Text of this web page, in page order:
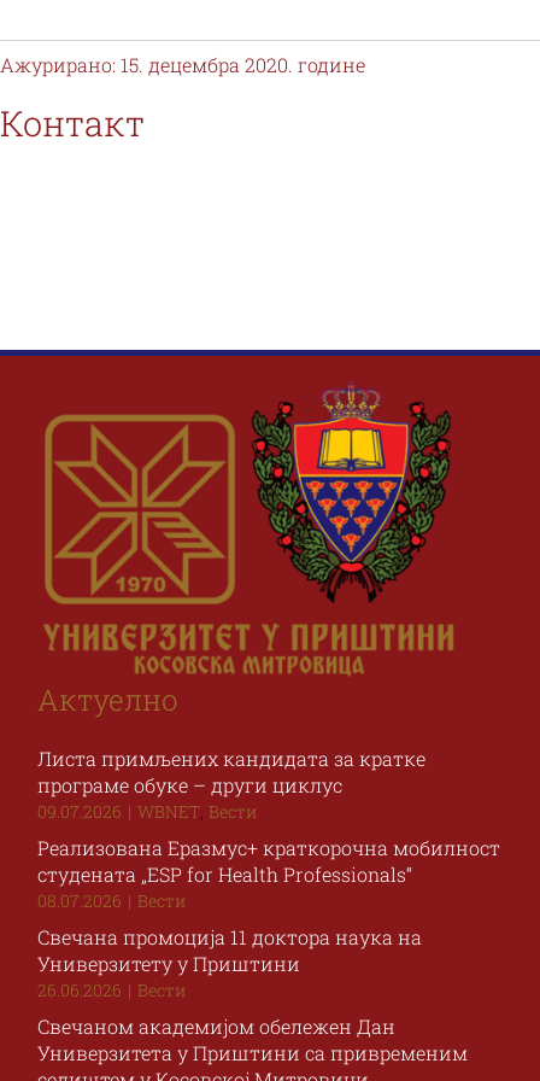
Међународна сарадња
Ажурирано: 15. децембра 2020. године
Контакт
Актуелно
Листа примљених кандидата за кратке
програме обуке – други циклус
09.07.2026 | WBNET,Вести
Реализована Еразмус+ краткорочна мобилност
студената „ESP for Health Professionals“
08.07.2026 | Вести
Свечана промоција 11 доктора наука на
Универзитету у Приштини
26.06.2026 | Вести
Свечаном академијом обележен Дан
Универзитета у Приштини са привременим